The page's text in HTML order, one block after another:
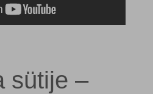
sütije –